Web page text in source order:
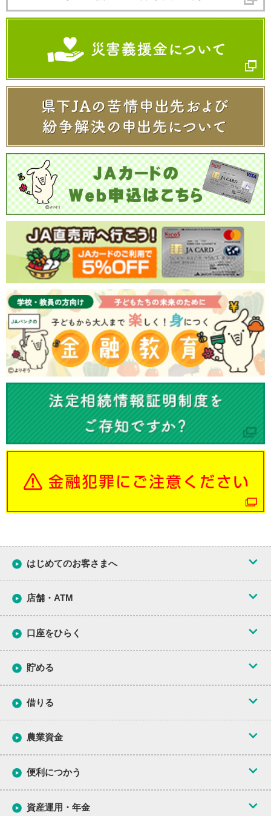
はじめてのお客さまへ
ＪＡバンクの概要
セーフティーネット
ＪＡバンクＨＰ（全国）
店舗・ATM
ＪＡ別検索/市町村別検索
口座をひらく
ＪＡバンクアプリ
貯める
総合口座
定期積金
借りる
農業資金
マイカーローン
農業資金
農業資金一覧について
便利につかう
ＪＡバンク徳島優遇プログラム
資産運用・年金